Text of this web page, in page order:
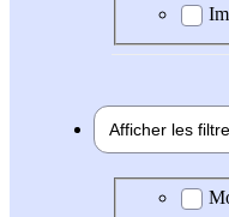
Afficher les
Expérience